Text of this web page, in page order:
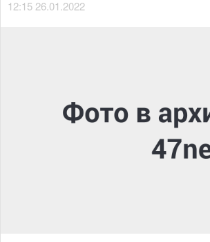
12:15 26.01.2022